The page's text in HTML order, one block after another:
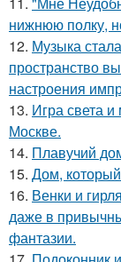
нижнюю полку,
12. Музыка
пространство
настроения
13. Игра света
Москве.
14. Плавучий
15. Дом,
16. Венки и
даже в
фантазии.